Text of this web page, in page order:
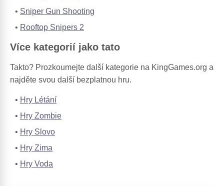
Sniper Gun Shooting
Rooftop Snipers 2
Více kategorií jako tato
Takto? Prozkoumejte další kategorie na KingGames.org a
najděte svou další bezplatnou hru.
Hry Létání
Hry Zombie
Hry Slovo
Hry Zima
Hry Voda